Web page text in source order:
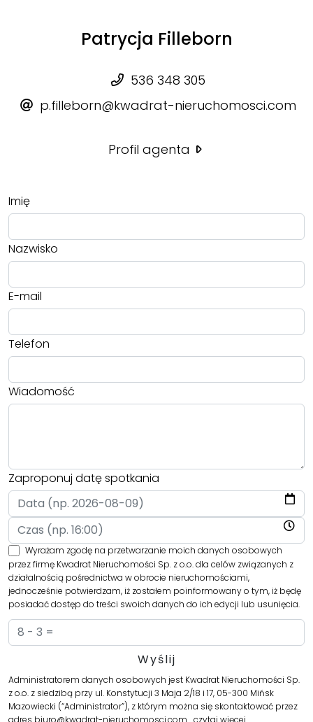
Patrycja Filleborn
536 348 305
p.filleborn@kwadrat-nieruchomosci.com
Profil agenta
Imię
Nazwisko
E-mail
Telefon
Wiadomość
Zaproponuj datę spotkania
Wyrażam zgodę na przetwarzanie moich danych osobowych
przez firmę Kwadrat Nieruchomości Sp. z o.o. dla celów związanych z
działalnością pośrednictwa w obrocie nieruchomościami,
jednocześnie potwierdzam, iż zostałem poinformowany o tym, iż będę
posiadać dostęp do treści swoich danych do ich edycji lub usunięcia.
Administratorem danych osobowych jest Kwadrat Nieruchomości Sp.
z o.o. z siedzibą przy ul. Konstytucji 3 Maja 2/18 i 17, 05-300 Mińsk
Mazowiecki (“Administrator”), z którym można się skontaktować przez